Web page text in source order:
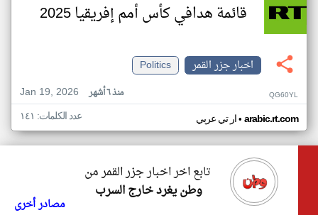
قائمة هدافي كأس أمم إفريقيا 2025
اخبار جزر القمر
Politics
Jan 19, 2026
منذ ٦ أشهر QG60YL
ار تي عربي• arabic.rt.com عدد الكلمات: ١٤١
تابع اخر اخبار جزر القمر من
وطن يغرد خارج السرب
مصادر أخرى